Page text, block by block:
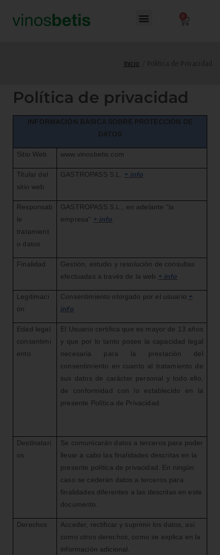
0
Inicio Política de Privacidad
Política de privacidad
INFORMACIÓN BÁSICA SOBRE PROTECCIÓN DE
DATOS
Sitio Web www.vinosbetis.com
Titular del
sitio web
GASTROPASS S.L. + info
Responsab
le
tratamient
o datos
GASTROPASS S.L., en adelante “la
empresa” + info
Finalidad
Gestión, estudio y resolución de consultas
efectuadas a través de la web + info
Legitimaci
ón
Consentimiento otorgado por el usuario +
info
Edad legal
consentimi
ento
El Usuario certifica que es mayor de 13 años
y que por lo tanto posee la capacidad legal
necesaria para la prestación del
consentimiento en cuanto al tratamiento de
sus datos de carácter personal y todo ello,
de conformidad con lo establecido en la
presente Política de Privacidad.
Destinatari
os
Se comunicarán datos a terceros para poder
llevar a cabo las finalidades descritas en la
presente política de privacidad. En ningún
caso se cederán datos a terceros para
finalidades diferentes a las descritas en este
documento.
Derechos
Acceder, rectificar y suprimir los datos, así
como otros derechos, como se explica en la
información adicional.